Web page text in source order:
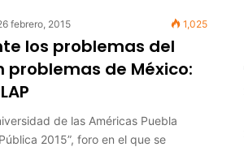
febrero, 2015 1,025
los problemas del
problemas de México:
de las Américas Puebla
2015”, foro en el que se